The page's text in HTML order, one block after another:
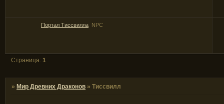
Портал Тиссвилла NPC
Страница:1
» Мир Древних Драконов »Тиссвилл